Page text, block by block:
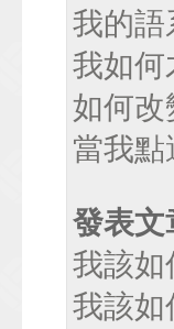
我的語
我如何
如何改
當我
發表文
我該如
我該如